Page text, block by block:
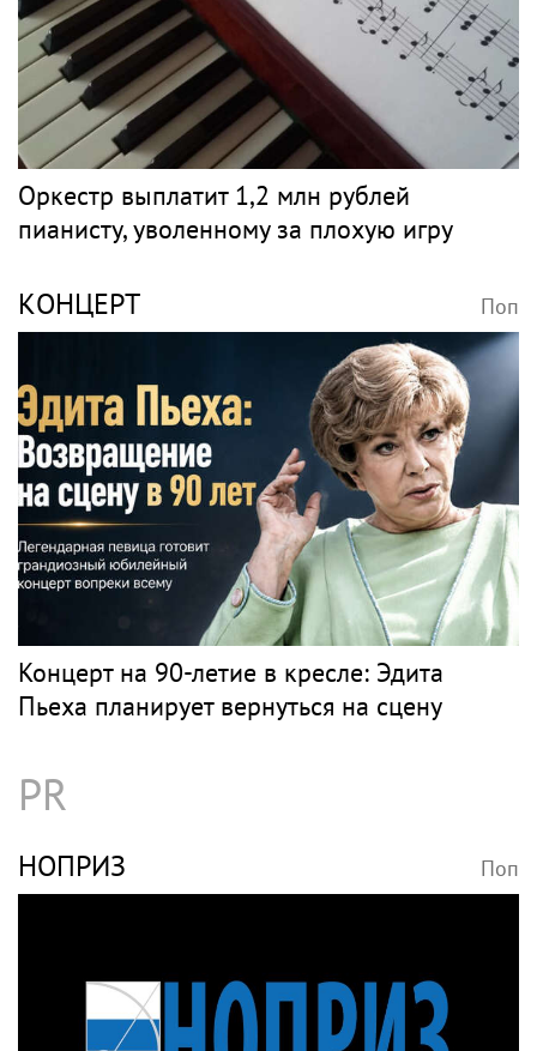
Оркестр выплатит 1,2 млн рублей
пианисту, уволенному за плохую игру
КОНЦЕРТ Поп
Концерт на 90-летие в кресле: Эдита
Пьеха планирует вернуться на сцену
PR
НОПРИЗ Поп